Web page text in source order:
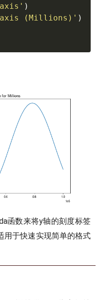
)
(Millions)' )
函数来将y轴的刻度标签
用于快速实现简单的格式